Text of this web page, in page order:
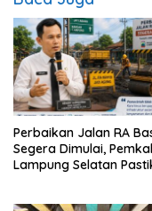
Perbaikan Jalan RA
Segera Dimulai,
Lampung Selatan